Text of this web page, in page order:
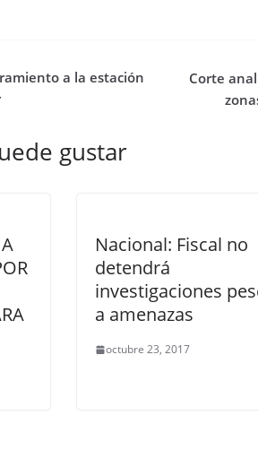
a la estación
Corte
gustar
Nacional: Fiscal no
detendrá
investigaciones
a amenazas
octubre 23, 2017